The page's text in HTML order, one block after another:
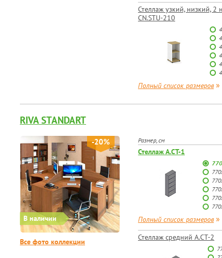
Стеллаж узкий, низкий, 2
CN.STU-210
Полный список размеров »
RIVA STANDART
В наличии
-20%
Все фото коллекции
Размер, см
Стеллаж А.СТ-1
Полный список размеров »
Стеллаж средний А.СТ-2